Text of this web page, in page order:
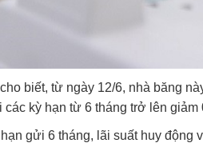
cho biết, từ ngày 12/6, nhà băng
các kỳ hạn từ 6 tháng trở lên giảm
gửi 6 tháng, lãi suất huy động